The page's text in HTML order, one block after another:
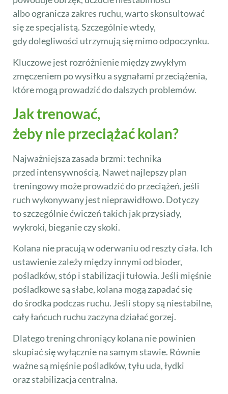
albo ogranicza zakres ruchu, warto skonsultować
się ze specjalistą. Szczególnie wtedy,
gdy dolegliwości utrzymują się mimo odpoczynku.
Kluczowe jest rozróżnienie między zwykłym
zmęczeniem po wysiłku a sygnałami przeciążenia,
które mogą prowadzić do dalszych problemów.
Jak trenować,
żeby nie przeciążać kolan?
Najważniejsza zasada brzmi: technika
przed intensywnością. Nawet najlepszy plan
treningowy może prowadzić do przeciążeń, jeśli
ruch wykonywany jest nieprawidłowo. Dotyczy
to szczególnie ćwiczeń takich jak przysiady,
wykroki, bieganie czy skoki.
Kolana nie pracują w oderwaniu od reszty ciała. Ich
ustawienie zależy między innymi od bioder,
pośladków, stóp i stabilizacji tułowia. Jeśli mięśnie
pośladkowe są słabe, kolana mogą zapadać się
do środka podczas ruchu. Jeśli stopy są niestabilne,
cały łańcuch ruchu zaczyna działać gorzej.
Dlatego trening chroniący kolana nie powinien
skupiać się wyłącznie na samym stawie. Równie
ważne są mięśnie pośladków, tyłu uda, łydki
oraz stabilizacja centralna.